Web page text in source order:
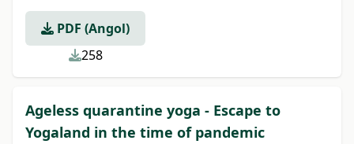
PDF (Angol)
258
Ageless quarantine yoga - Escape to
Yogaland in the time of pandemic